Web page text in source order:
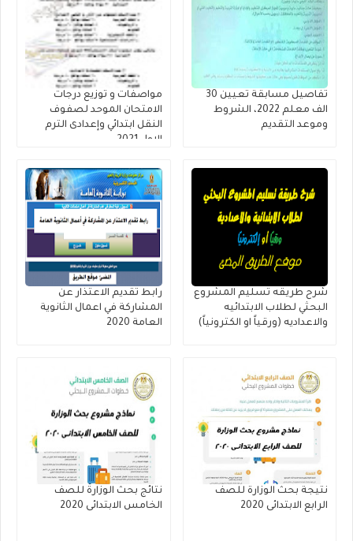
تفاصيل مسابقة تعيين 30
الف معلم 2022، الشروط
وموعد التقديم
مواصفات و توزيع درجات
الامتحان الموحد لصفوف
النقل ابتدائي وإعدادى الترم
الاول 2021
شرح طريقه تسليم المشروع
البحثي لطلاب الابتدائيه
والاعداديه (ورقياً او الكترونياً)
رابط تقديم الاعتذار عن
المشاركة في اعمال الثانوية
العامة 2020
نتيجة بحث الوزارة للصف
الرابع الابتدائى 2020
نتائج بحث الوزارة للصف
الخامس الابتدائى 2020